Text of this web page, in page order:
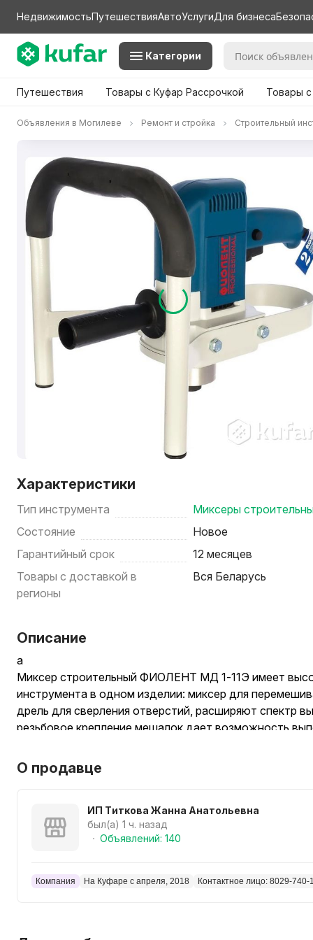
НедвижимостьПутешествияАвтоУслугиДля бизнеса
Категории
Путешествия Товары с Куфар Рассрочкой Товары
Объявления в Могилеве Ремонт и стройка Строительный
Характеристики
Тип инструмента
Миксеры
Состояние
Новое
Гарантийный срок
12 месяцев
Товары с доставкой в
регионы
Вся Беларусь
Описание
а
Миксер строительный ФИОЛЕНТ МД 1-11Э имеет
инструмента в одном изделии: миксер для
дрель для сверления отверстий, расширяют спектр
резьбовое крепление мешалок дает возможность
обеспечиваются электронной регулировкой частоты
редуктора из алюминиевого сплава обеспечивают
максимальный комфорт в работе. Фиксация
обеспечивает удобную работу в непрерывном
Тип. дрель-миксер
О продавце
ИП Титкова Жанна Анатольевна
был(а) 1 ч. назад
Объявлений: 140
Компания На Куфаре с апреля, 2018 Контактное лицо: 8029-740-